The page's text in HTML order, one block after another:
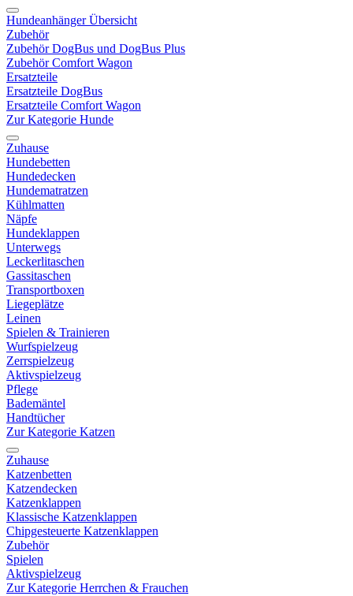
Hundeanhänger Übersicht
Zubehör
Zubehör DogBus und DogBus Plus
Zubehör Comfort Wagon
Ersatzteile
Ersatzteile DogBus
Ersatzteile Comfort Wagon
Zur Kategorie Hunde
Zuhause
Hundebetten
Hundedecken
Hundematratzen
Kühlmatten
Näpfe
Hundeklappen
Unterwegs
Leckerlitaschen
Gassitaschen
Transportboxen
Liegeplätze
Leinen
Spielen & Trainieren
Wurfspielzeug
Zerrspielzeug
Aktivspielzeug
Pflege
Bademäntel
Handtücher
Zur Kategorie Katzen
Zuhause
Katzenbetten
Katzendecken
Katzenklappen
Klassische Katzenklappen
Chipgesteuerte Katzenklappen
Zubehör
Spielen
Aktivspielzeug
Zur Kategorie Herrchen & Frauchen